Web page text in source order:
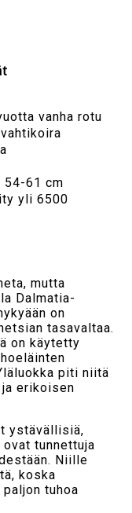
vanha rotu
54-61 cm
yli 6500
mutta
Dalmatia-
on
tasavaltaa.
on käytetty
piti niitä
erikoisen
ystävällisiä,
tunnettuja
Niille
koska
tuhoa